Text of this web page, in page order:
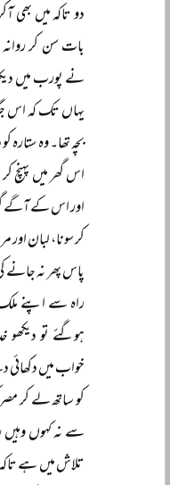
دو تاکہ میں بھی
بات سن کر روانہ
نے پورب میں
یہاں تک کہ اس
بچہ تھا۔ وہ
اس گھر میں پہنچ
اور اس کے آگے
کر سونا، لبان
پاس پھر نہ
راہ سے اپنے
ہوگئے تو
خواب میں دکھائی
کو ساتھ لے کر
سے نہ کہوں وہیں
تلاش میں ہے